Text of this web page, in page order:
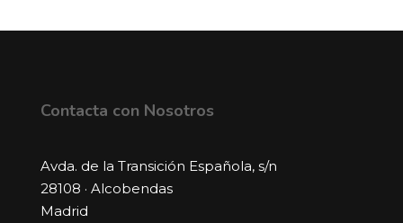
Contacta con Nosotros
Avda. de la Transición Española, s/n
28108 · Alcobendas
Madrid